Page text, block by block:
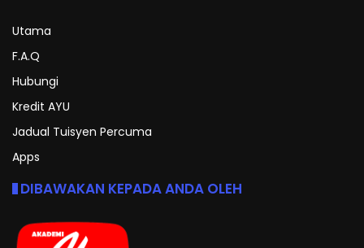
Utama
F.A.Q
Hubungi
Kredit AYU
Jadual Tuisyen Percuma
Apps
DIBAWAKAN KEPADA ANDA OLEH